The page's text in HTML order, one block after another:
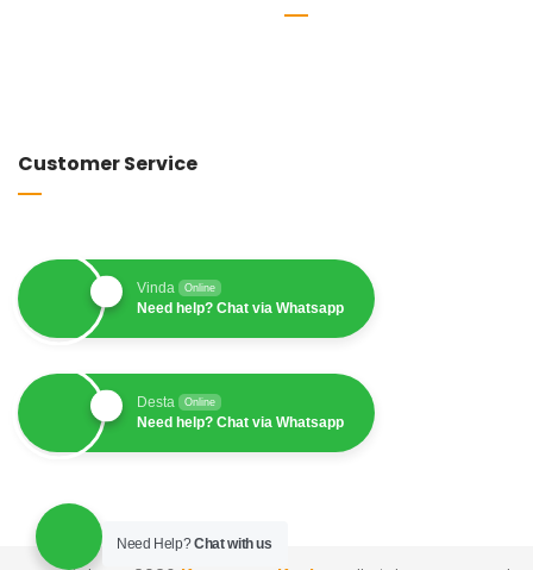
Customer Service
Vinda Online
Need help? Chat via Whatsapp
Desta Online
Need help? Chat via Whatsapp
Need Help?Chat with us